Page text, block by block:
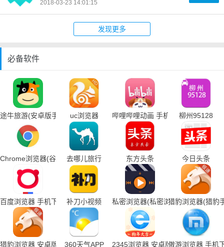
2018-03-23 14:01:15
发现更多
必备软件
途牛旅游(安卓版手机下载)uc浏览器 哔哩哔哩动画 手机下载柳州95128
Chrome浏览器(谷歌浏览器手机下载)
去哪儿旅行 东方头条 今日头条
百度浏览器 手机下载 补刀小视频 私密浏览器(私密浏览器手机下载)
猎豹浏览器(猎豹
猎豹浏览器 安卓版 360天气APP 2345浏览器 安卓版傲游浏览器 手机